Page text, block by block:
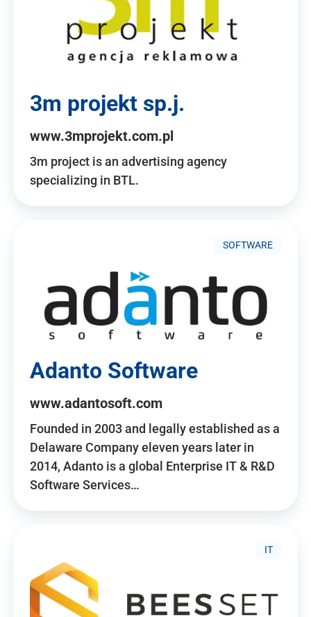
3m projekt sp.j.
www.3mprojekt.com.pl
3m project is an advertising agency
specializing in BTL.
SOFTWARE
Adanto Software
www.adantosoft.com
Founded in 2003 and legally established as a
Delaware Company eleven years later in
2014, Adanto is a global Enterprise IT & R&D
Software Services…
IT